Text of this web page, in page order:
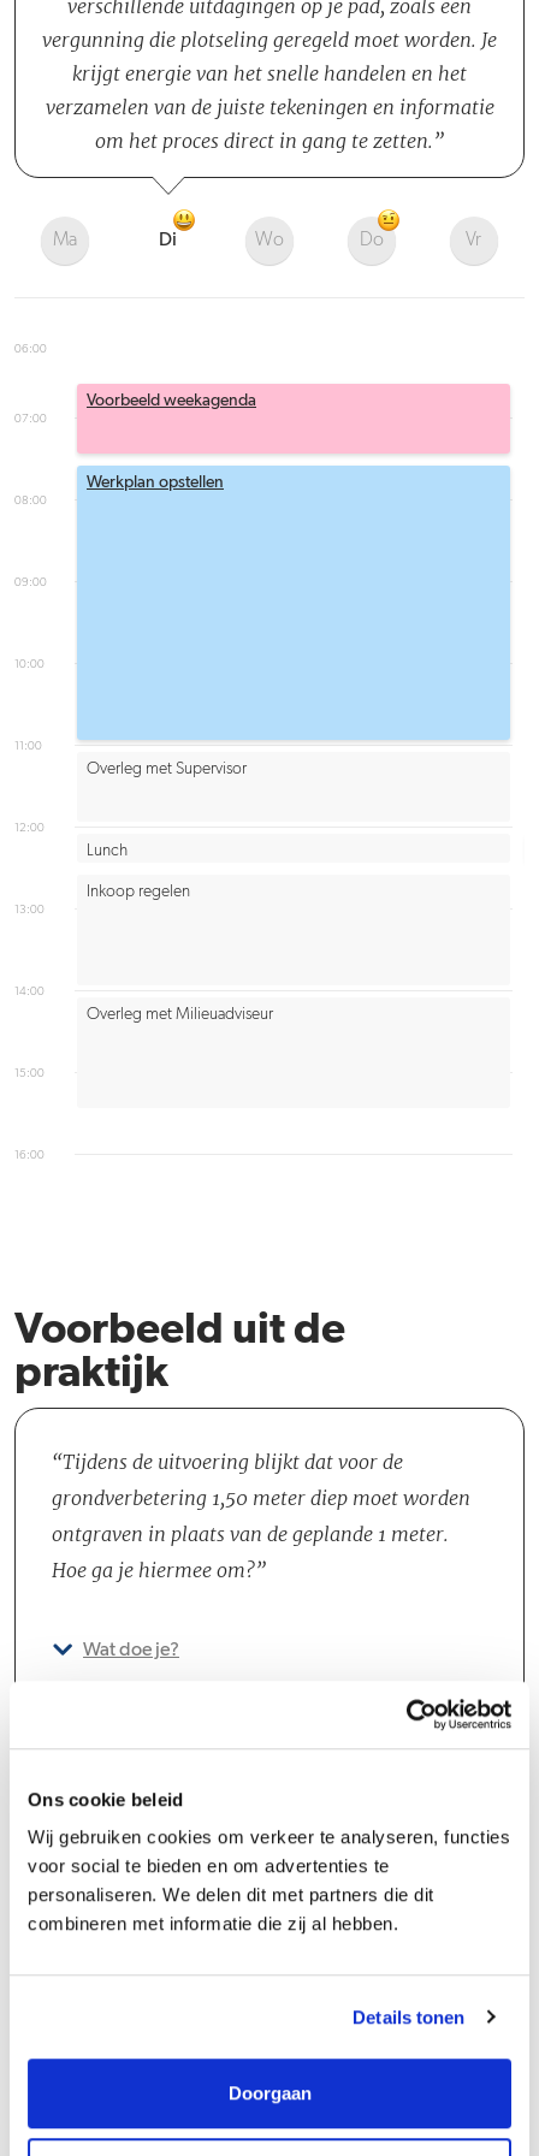
Ons cookie beleid
Wij gebruiken cookies om verkeer te analyseren, functies
voor social te bieden en om advertenties te
personaliseren. We delen dit met partners die dit
combineren met informatie die zij al hebben.
Details tonen
Doorgaan
verschillende uitdagingen op je pad, zoals een
vergunning die plotseling geregeld moet worden. Je
krijgt energie van het snelle handelen en het
verzamelen van de juiste tekeningen en informatie
om het proces direct in gang te zetten.
Ma Di Wo Do Vr
06:00
07:00
08:00
09:00
10:00
11:00
12:00
13:00
14:00
15:00
16:00
Voorbeeld weekagenda
Werkplan opstellen
Overleg met Supervisor
Lunch
Inkoop regelen
Overleg met Milieuadviseur
Voorbeeld uit de
praktijk
Tijdens de uitvoering blijkt dat voor de
grondverbetering 1,50 meter diep moet worden
ontgraven in plaats van de geplande 1 meter.
Hoe ga je hiermee om?
Wat doe je?
Groeipad
Bij HOCHTIEF Nederland geven we onze werknemers de ruimte
de organisatie. Daarbij geven we onze medewerkers veel vrijheid
en mandaat, vanuit de overtuiging dat vertrouwen leidt tot
persoonlijke groei. We bieden onze collega’s het liefst afwisselend
en uitdagend werk, zodat we het beschikbare potentieel maximaal